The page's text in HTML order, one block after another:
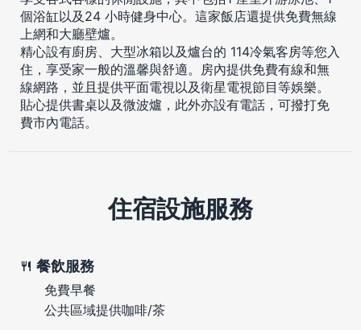
個浴缸以及24 小時健身中心。這家飯店還提供免費無線
上網和大廳壁爐。
精心設有廚房、大型冰箱以及爐台的 114冷氣客房等您入
住，享受家一般的溫馨與舒適。房內提供免費有線和無
線網路，並且提供平面電視以及衛星電視節目等娛樂。
貼心提供書桌以及微波爐，此外亦設有電話，可撥打免
費市內電話。
住宿設施服務
餐飲服務
免費早餐
公共區域提供咖啡/茶